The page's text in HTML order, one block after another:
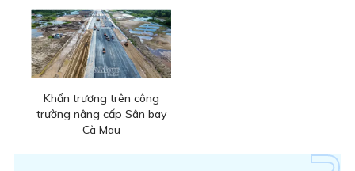
Khẩn trương trên công
trường nâng cấp Sân bay
Cà Mau